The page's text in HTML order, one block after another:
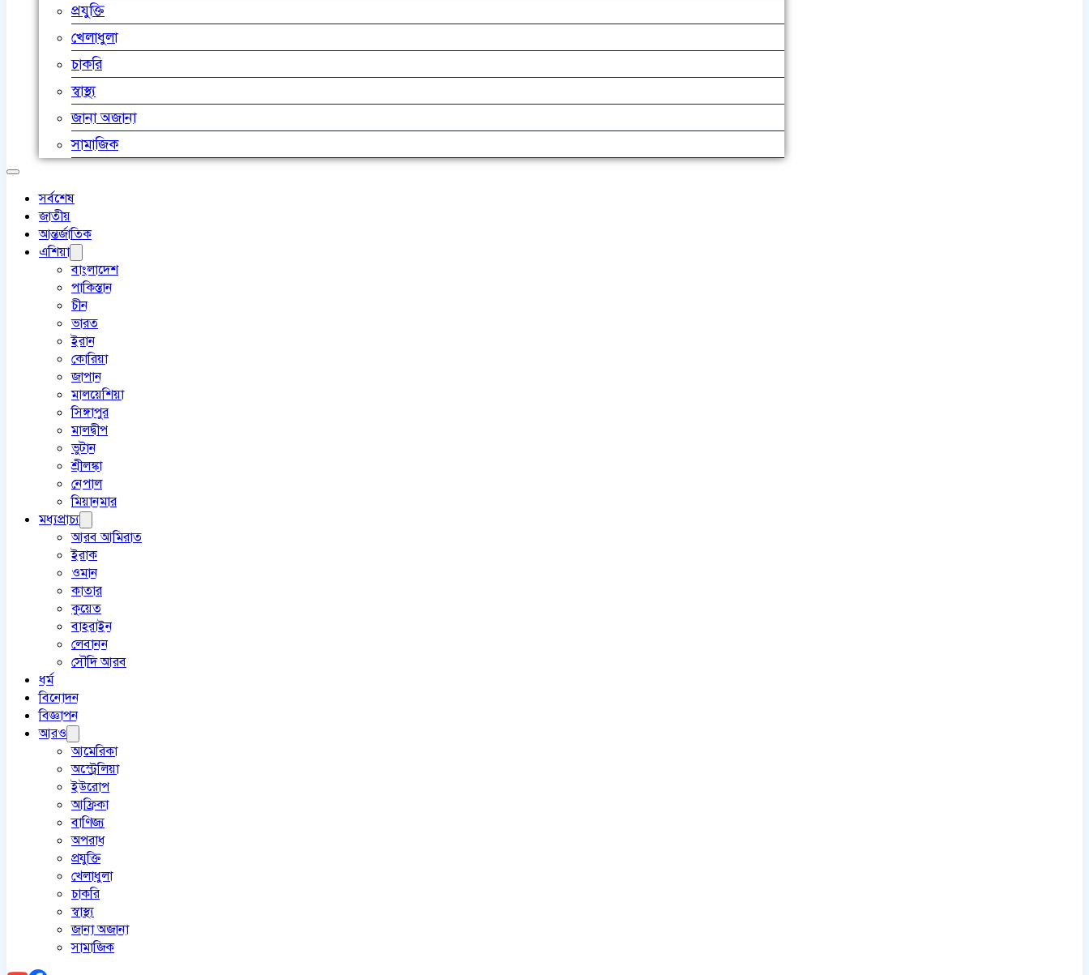
প্রযুক্তি
খেলাধুলা
চাকরি
স্বাস্থ্য
জানা অজানা
সামাজিক
সর্বশেষ
জাতীয়
আন্তর্জাতিক
এশিয়া
বাংলাদেশ
পাকিস্তান
চীন
ভারত
ইরান
কোরিয়া
জাপান
মালয়েশিয়া
সিঙ্গাপুর
মালদ্বীপ
ভুটান
শ্রীলঙ্কা
নেপাল
মিয়ানমার
মধ্যপ্রাচ্য
আরব আমিরাত
ইরাক
ওমান
কাতার
কুয়েত
বাহরাইন
লেবানন
সৌদি আরব
ধর্ম
বিনোদন
বিজ্ঞাপন
আরও
আমেরিকা
অস্ট্রেলিয়া
ইউরোপ
আফ্রিকা
বাণিজ্য
অপরাধ
প্রযুক্তি
খেলাধুলা
চাকরি
স্বাস্থ্য
জানা অজানা
সামাজিক